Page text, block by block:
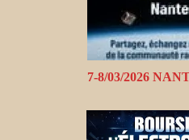
7-8/03/2026